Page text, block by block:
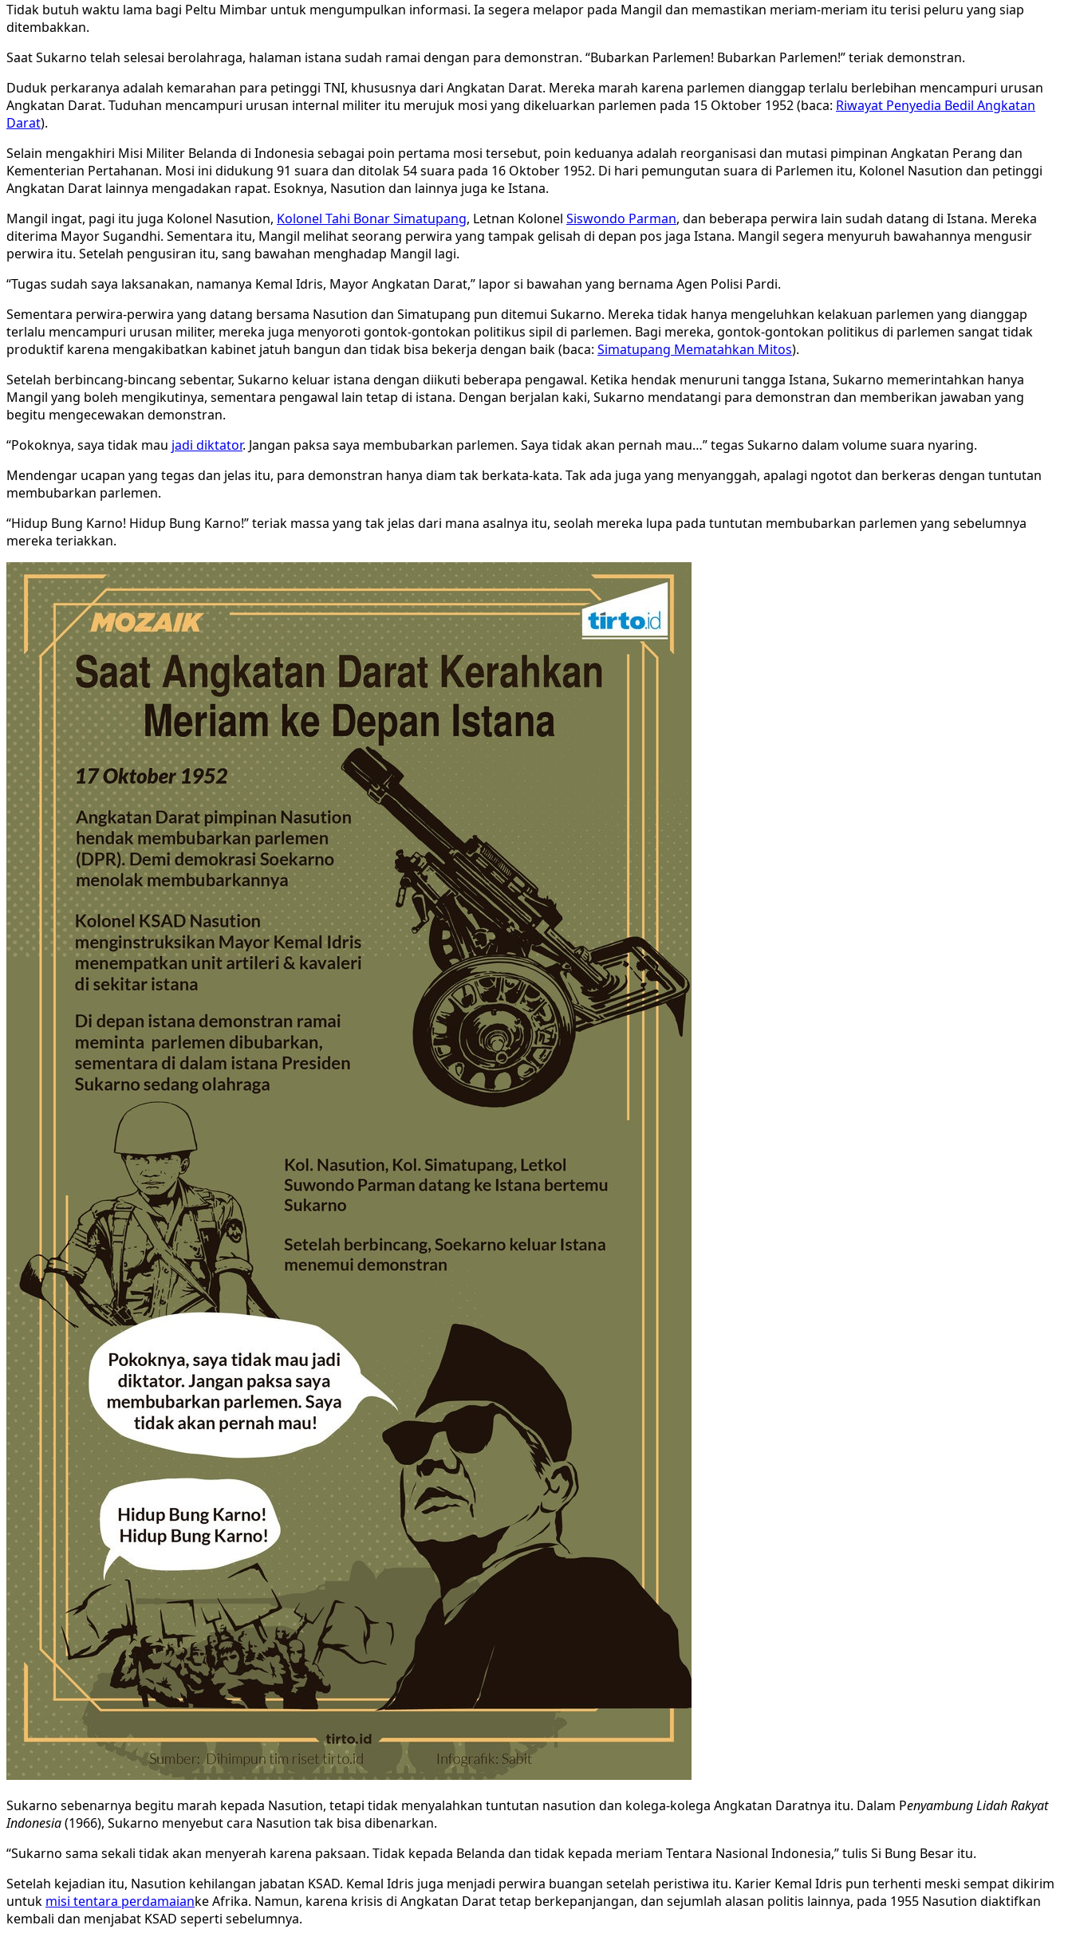
Tidak butuh waktu lama bagi Peltu Mimbar untuk mengumpulkan informasi. Ia segera melapor pada Mangil dan memastikan meriam-meriam itu terisi peluru yang siap
ditembakkan.
Saat Sukarno telah selesai berolahraga, halaman istana sudah ramai dengan para demonstran. “Bubarkan Parlemen! Bubarkan Parlemen!” teriak demonstran.
Duduk perkaranya adalah kemarahan para petinggi TNI, khususnya dari Angkatan Darat. Mereka marah karena parlemen dianggap terlalu berlebihan mencampuri urusan
Angkatan Darat. Tuduhan mencampuri urusan internal militer itu merujuk mosi yang dikeluarkan parlemen pada 15 Oktober 1952 (baca: Riwayat Penyedia Bedil Angkatan
Darat).
Selain mengakhiri Misi Militer Belanda di Indonesia sebagai poin pertama mosi tersebut, poin keduanya adalah reorganisasi dan mutasi pimpinan Angkatan Perang dan
Kementerian Pertahanan. Mosi ini didukung 91 suara dan ditolak 54 suara pada 16 Oktober 1952. Di hari pemungutan suara di Parlemen itu, Kolonel Nasution dan petinggi
Angkatan Darat lainnya mengadakan rapat. Esoknya, Nasution dan lainnya juga ke Istana.
Mangil ingat, pagi itu juga Kolonel Nasution, Kolonel Tahi Bonar Simatupang, Letnan Kolonel Siswondo Parman, dan beberapa perwira lain sudah datang di Istana. Mereka
diterima Mayor Sugandhi. Sementara itu, Mangil melihat seorang perwira yang tampak gelisah di depan pos jaga Istana. Mangil segera menyuruh bawahannya mengusir
perwira itu. Setelah pengusiran itu, sang bawahan menghadap Mangil lagi.
“Tugas sudah saya laksanakan, namanya Kemal Idris, Mayor Angkatan Darat,” lapor si bawahan yang bernama Agen Polisi Pardi.
Sementara perwira-perwira yang datang bersama Nasution dan Simatupang pun ditemui Sukarno. Mereka tidak hanya mengeluhkan kelakuan parlemen yang dianggap
terlalu mencampuri urusan militer, mereka juga menyoroti gontok-gontokan politikus sipil di parlemen. Bagi mereka, gontok-gontokan politikus di parlemen sangat tidak
produktif karena mengakibatkan kabinet jatuh bangun dan tidak bisa bekerja dengan baik (baca: Simatupang Mematahkan Mitos).
Setelah berbincang-bincang sebentar, Sukarno keluar istana dengan diikuti beberapa pengawal. Ketika hendak menuruni tangga Istana, Sukarno memerintahkan hanya
Mangil yang boleh mengikutinya, sementara pengawal lain tetap di istana. Dengan berjalan kaki, Sukarno mendatangi para demonstran dan memberikan jawaban yang
begitu mengecewakan demonstran.
“Pokoknya, saya tidak mau jadi diktator. Jangan paksa saya membubarkan parlemen. Saya tidak akan pernah mau…” tegas Sukarno dalam volume suara nyaring.
Mendengar ucapan yang tegas dan jelas itu, para demonstran hanya diam tak berkata-kata. Tak ada juga yang menyanggah, apalagi ngotot dan berkeras dengan tuntutan
membubarkan parlemen.
“Hidup Bung Karno! Hidup Bung Karno!” teriak massa yang tak jelas dari mana asalnya itu, seolah mereka lupa pada tuntutan membubarkan parlemen yang sebelumnya
mereka teriakkan.
Sukarno sebenarnya begitu marah kepada Nasution, tetapi tidak menyalahkan tuntutan nasution dan kolega-kolega Angkatan Daratnya itu. Dalam Penyambung Lidah Rakyat
Indonesia(1966), Sukarno menyebut cara Nasution tak bisa dibenarkan.
“Sukarno sama sekali tidak akan menyerah karena paksaan. Tidak kepada Belanda dan tidak kepada meriam Tentara Nasional Indonesia,” tulis Si Bung Besar itu.
Setelah kejadian itu, Nasution kehilangan jabatan KSAD. Kemal Idris juga menjadi perwira buangan setelah peristiwa itu. Karier Kemal Idris pun terhenti meski sempat dikirim
untuk misi tentara perdamaianke Afrika. Namun, karena krisis di Angkatan Darat tetap berkepanjangan, dan sejumlah alasan politis lainnya, pada 1955 Nasution diaktifkan
kembali dan menjabat KSAD seperti sebelumnya.